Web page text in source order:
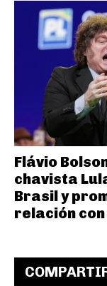
Flávio
chavista
Brasil y
relación